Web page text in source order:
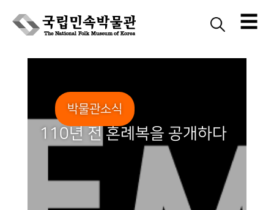
☰
Skip
박물관소식
110년 전 혼례복을 공개하다